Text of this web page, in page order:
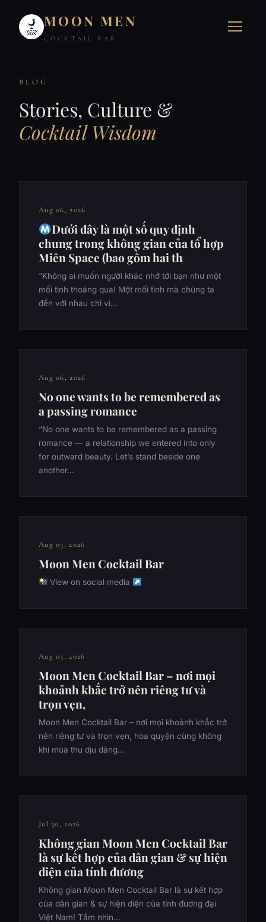
MOON MEN
COCKTAIL BAR
BLOG
Stories, Culture &
Cocktail Wisdom
Aug 06, 2026
Dưới đây là một số quy định
chung trong không gian của tổ hợp
Miên Space (bao gồm hai th
“Không ai muốn người khác nhớ tới bạn như một
mối tình thoáng qua! Một mối tình mà chúng ta
đến với nhau chỉ vì…
Aug 06, 2026
No one wants to be remembered as
a passing romance
“No one wants to be remembered as a passing
romance — a relationship we entered into only
for outward beauty. Let’s stand beside one
another…
Aug 03, 2026
Moon Men Cocktail Bar
View on social media
Aug 03, 2026
Moon Men Cocktail Bar – nơi mọi
khoảnh khắc trở nên riêng tư và
trọn vẹn,
Moon Men Cocktail Bar – nơi mọi khoảnh khắc trở
nên riêng tư và trọn vẹn, hòa quyện cùng không
khí mùa thu dịu dàng…
Jul 30, 2026
Không gian Moon Men Cocktail Bar
là sự kết hợp của dân gian & sự hiện
diện của tính đương
Không gian Moon Men Cocktail Bar là sự kết hợp
của dân gian & sự hiện diện của tính đương đại
Việt Nam! Tầm nhìn…